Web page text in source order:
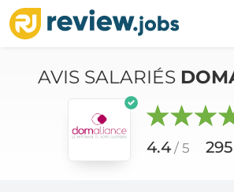
AVIS SALARIÉS
4.4 / 5 295